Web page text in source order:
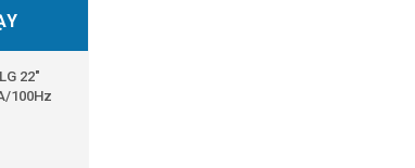
22"
100Hz